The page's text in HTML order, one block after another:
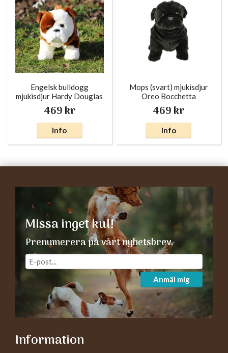
Engelsk bulldogg
mjukisdjur Hardy Douglas
469 kr
Info
Mops (svart) mjukisdjur
Oreo Bocchetta
469 kr
Info
Missa inget kul!
Prenumerera på vårt nyhetsbrev.
Anmäl mig
Information